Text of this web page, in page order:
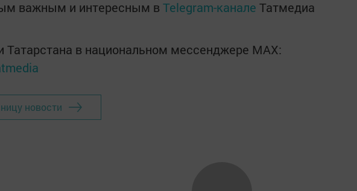
важным и интересным в Telegram-канале Татмедиа
Татарстана в национальном мессенджере MАХ:
новости